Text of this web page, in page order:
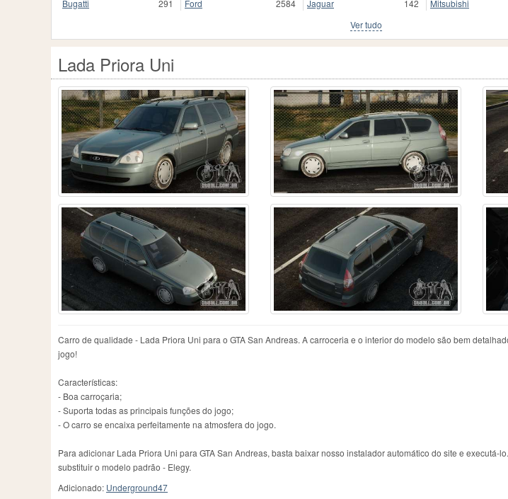
Bugatti
291
Ford
2584
Jaguar
142
Mitsubishi
Ver tudo
Lada Priora Uni
Carro de qualidade - Lada Priora Uni para o GTA San Andreas. A carroceria e o interior do modelo são bem
jogo!
Características:
- Boa carroçaria;
- Suporta todas as principais funções do jogo;
- O carro se encaixa perfeitamente na atmosfera do jogo.
Para adicionar Lada Priora Uni para GTA San Andreas, basta baixar nosso instalador automático do site e executá-
substituir o modelo padrão - Elegy.
Adicionado: Underground47